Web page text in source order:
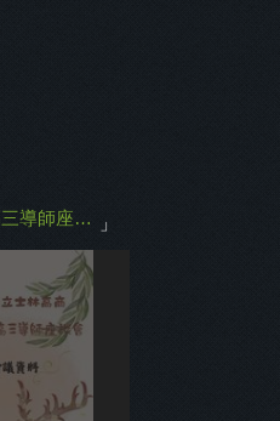
114年度高三導師座談會 」